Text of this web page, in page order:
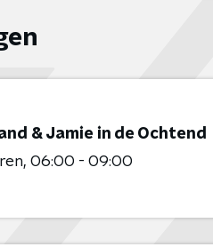
& Jamie in de Ochtend
06:00 - 09:00